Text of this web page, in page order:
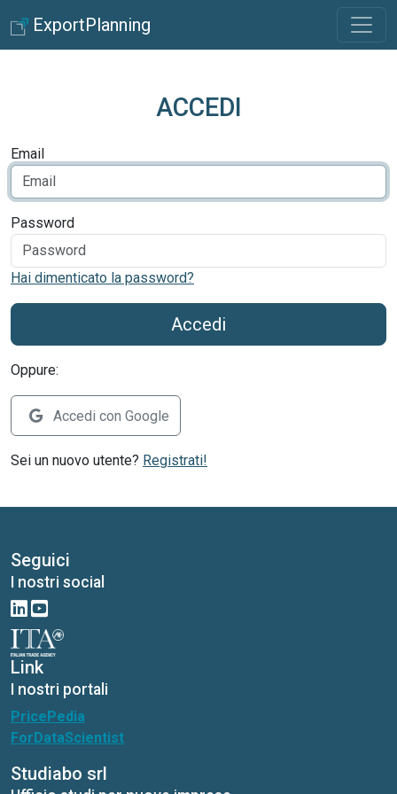
ExportPlanning
ACCEDI
Email
Password
Hai dimenticato la password?
Accedi
Oppure:
Accedi con Google
Sei un nuovo utente? Registrati!
Seguici
I nostri social
Link
I nostri portali
PricePedia
ForDataScientist
Studiabo srl